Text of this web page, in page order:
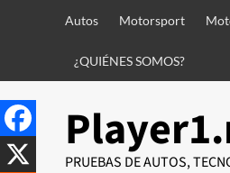
Autos Motorsport
¿QUIÉNES SOMOS?
PRUEBAS DE AUTOS,